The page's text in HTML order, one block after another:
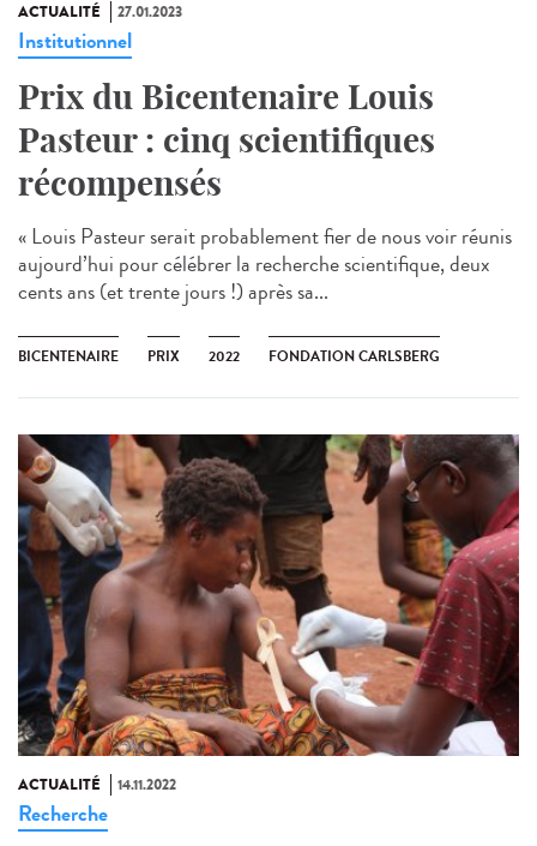
ACTUALITÉ 27.01.2023
Institutionnel
Prix du Bicentenaire Louis
Pasteur : cinq scientifiques
récompensés
« Louis Pasteur serait probablement fier de nous voir réunis
aujourd’hui pour célébrer la recherche scientifique, deux
cents ans (et trente jours !) après sa...
BICENTENAIRE PRIX 2022 FONDATION CARLSBERG
ACTUALITÉ 14.11.2022
Recherche